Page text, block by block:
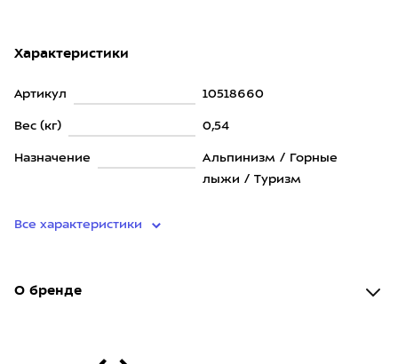
Характеристики
Артикул 10518660
Вес (кг) 0,54
Назначение
Альпинизм / Горные
лыжи / Туризм
Все характеристики
О бренде